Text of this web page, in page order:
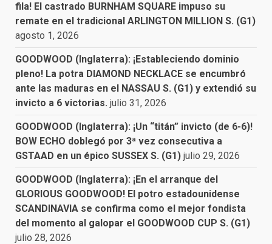
fila! El castrado BURNHAM SQUARE impuso su
remate en el tradicional ARLINGTON MILLION S. (G1)
agosto 1, 2026
GOODWOOD (Inglaterra): ¡Estableciendo dominio
pleno! La potra DIAMOND NECKLACE se encumbró
ante las maduras en el NASSAU S. (G1) y extendió su
invicto a 6 victorias. julio 31, 2026
GOODWOOD (Inglaterra): ¡Un “titán” invicto (de 6-6)!
BOW ECHO doblegó por 3ª vez consecutiva a
GSTAAD en un épico SUSSEX S. (G1) julio 29, 2026
GOODWOOD (Inglaterra): ¡En el arranque del
GLORIOUS GOODWOOD! El potro estadounidense
SCANDINAVIA se confirma como el mejor fondista
del momento al galopar el GOODWOOD CUP S. (G1)
julio 28, 2026